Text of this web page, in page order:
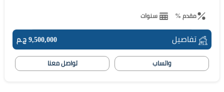
مقدم % سنوات
تفاصيل 9,500,000 ج.م
واتساب تواصل معنا